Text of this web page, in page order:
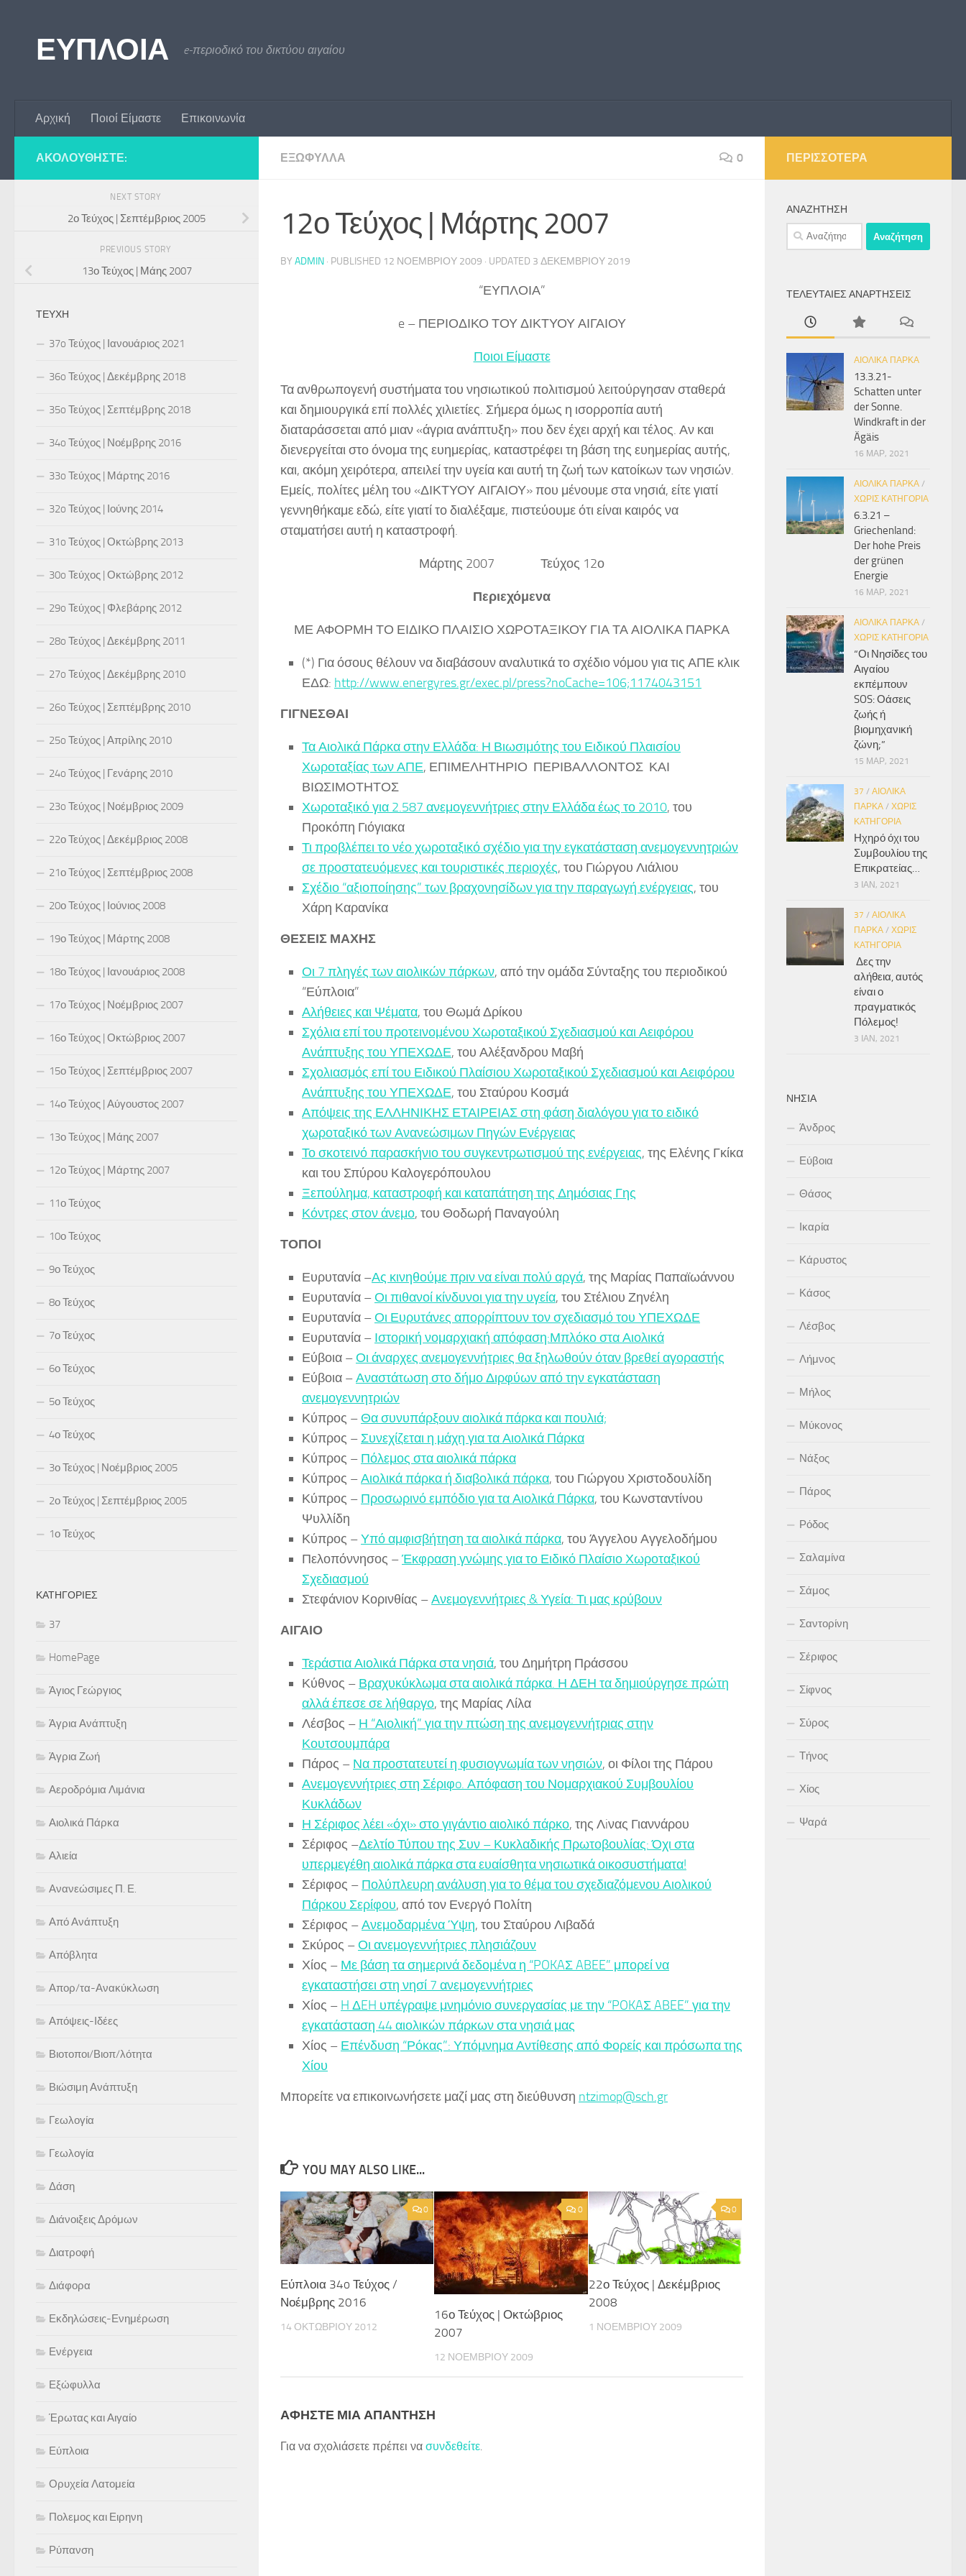
ΕΥΠΛΟΙΑ e-περιοδικό του δικτύου αιγαίου
Αρχική Ποιοί Είμαστε Επικοινωνία
ΕΞΏΦΥΛΛΑ 0
12ο Τεύχος | Μάρτης 2007
BY ADMIN · PUBLISHED 12 ΝΟΕΜΒΡΊΟΥ 2009 · UPDATED 3 ΔΕΚΕΜΒΡΊΟΥ 2019
“ΕΥΠΛΟΙΑ”
e – ΠΕΡΙΟΔΙΚΟ ΤΟΥ ΔΙΚΤΥΟΥ ΑΙΓΑΙΟΥ
Ποιοι Είμαστε
Τα ανθρωπογενή συστήματα του νησιωτικού πολιτισμού λειτούργησαν σταθερά
και δημιουργικά επί πολλές χιλιετίες. Σήμερα όμως η ισορροπία αυτή
διαταράσσεται από μιαν «άγρια ανάπτυξη» που δεν έχει αρχή και τέλος. Αν και
διενεργείται στο όνομα της ευημερίας, καταστρέφει τη βάση της ευημερίας αυτής,
και, ακόμη χειρότερα, απειλεί την υγεία και αυτή τη ζωή των κατοίκων των νησιών.
Εμείς, πολίτες μέλη του «ΔΙΚΤΥΟΥ ΑΙΓΑΙΟΥ» που μένουμε στα νησιά, είτε γιατί
γεννηθήκαμε εδώ, είτε γιατί το διαλέξαμε, πιστεύουμε ότι είναι καιρός να
σταματήσει αυτή η καταστροφή.
Μάρτης 2007 Τεύχος 12ο
Περιεχόμενα
ΜΕ ΑΦΟΡΜΗ ΤΟ ΕΙΔΙΚΟ ΠΛΑΙΣΙΟ ΧΩΡΟΤΑΞΙΚΟΥ ΓΙΑ ΤΑ ΑΙΟΛΙΚΑ ΠΑΡΚΑ
(*) Για όσους θέλουν να διαβάσουν αναλυτικά το σχέδιο νόμου για τις ΑΠΕ κλικ
ΕΔΩ: http://www.energyres.gr/exec.pl/press?noCache=106;1174043151
ΓΙΓΝΕΣΘΑΙ
Τα Αιολικά Πάρκα στην Ελλάδα: Η Βιωσιμότης του Ειδικού Πλαισίου
Χωροταξίας των ΑΠΕ, ΕΠΙΜΕΛΗΤΗΡΙΟ ΠΕΡΙΒΑΛΛΟΝΤΟΣ ΚΑΙ
ΒΙΩΣΙΜΟΤΗΤΟΣ
Χωροταξικό για 2.587 ανεμογεννήτριες στην Ελλάδα έως το 2010, του
Προκόπη Γιόγιακα
Τι προβλέπει το νέο χωροταξικό σχέδιο για την εγκατάσταση ανεμογεννητριών
σε προστατευόμενες και τουριστικές περιοχές, του Γιώργου Λιάλιου
Σχέδιο “αξιοποίησης” των βραχονησίδων για την παραγωγή ενέργειας, του
Χάρη Καρανίκα
ΘΕΣΕΙΣ ΜΑΧΗΣ
Οι 7 πληγές των αιολικών πάρκων, από την ομάδα Σύνταξης του περιοδικού
“Εύπλοια”
Αλήθειες και Ψέματα, του Θωμά Δρίκου
Σχόλια επί του προτεινομένου Χωροταξικού Σχεδιασμού και Αειφόρου
Ανάπτυξης του ΥΠΕΧΩΔΕ, του Αλέξανδρου Μαβή
Σχολιασμός επί του Ειδικού Πλαίσιου Χωροταξικού Σχεδιασμού και Αειφόρου
Ανάπτυξης του ΥΠΕΧΩΔΕ, του Σταύρου Κοσμά
Απόψεις της ΕΛΛΗΝΙΚΗΣ ΕΤΑΙΡΕΙΑΣ στη φάση διαλόγου για το ειδικό
χωροταξικό των Ανανεώσιμων Πηγών Ενέργειας
Το σκοτεινό παρασκήνιο του συγκεντρωτισμού της ενέργειας, της Ελένης Γκίκα
και του Σπύρου Καλογερόπουλου
Ξεπούλημα, καταστροφή και καταπάτηση της Δημόσιας Γης
Κόντρες στον άνεμο, του Θοδωρή Παναγούλη
ΤΟΠΟΙ
Ευρυτανία –Ας κινηθούμε πριν να είναι πολύ αργά, της Μαρίας Παπαϊωάννου
Ευρυτανία –Οι πιθανοί κίνδυνοι για την υγεία, του Στέλιου Ζηνέλη
Ευρυτανία –Οι Ευρυτάνες απορρίπτουν τον σχεδιασμό του ΥΠΕΧΩΔΕ
Ευρυτανία – Ιστορική νομαρχιακή απόφαση:Μπλόκο στα Αιολικά
Εύβοια –Οι άναρχες ανεμογεννήτριες θα ξηλωθούν όταν βρεθεί αγοραστής
Εύβοια –Αναστάτωση στο δήμο Διρφύων από την εγκατάσταση
ανεμογεννητριών
Κύπρος –Θα συνυπάρξουν αιολικά πάρκα και πουλιά;
Κύπρος – Συνεχίζεται η μάχη για τα Αιολικά Πάρκα
Κύπρος – Πόλεμος στα αιολικά πάρκα
Κύπρος –Αιολικά πάρκα ή διαβολικά πάρκα, του Γιώργου Χριστοδουλίδη
Κύπρος – Προσωρινό εμπόδιο για τα Αιολικά Πάρκα, του Κωνσταντίνου
Ψυλλίδη
Κύπρος –Υπό αμφισβήτηση τα αιολικά πάρκα, του Άγγελου Αγγελοδήμου
Πελοπόννησος –Έκφραση γνώμης για το Ειδικό Πλαίσιο Χωροταξικού
Σχεδιασμού
Στεφάνιον Κορινθίας –Ανεμογεννήτριες & Υγεία: Τι μας κρύβουν
ΑΙΓΑΙΟ
Τεράστια Αιολικά Πάρκα στα νησιά, του Δημήτρη Πράσσου
Κύθνος – Βραχυκύκλωμα στα αιολικά πάρκα. Η ΔΕΗ τα δημιούργησε πρώτη
αλλά έπεσε σε λήθαργο, της Μαρίας Λίλα
Λέσβος – Η “Αιολική” για την πτώση της ανεμογεννήτριας στην
Κουτσουμπάρα
Πάρος – Να προστατευτεί η φυσιογνωμία των νησιών, οι Φίλοι της Πάρου
Ανεμογεννήτριες στη Σέριφo. Απόφαση του Νομαρχιακού Συμβουλίου
Κυκλάδων
Η Σέριφος λέει «όχι» στο γιγάντιο αιολικό πάρκο, της Λiνας Γιαννάρου
Σέριφος –Δελτίο Τύπου της Συν – Κυκλαδικής Πρωτοβουλίας: Όχι στα
υπερμεγέθη αιολικά πάρκα στα ευαίσθητα νησιωτικά οικοσυστήματα!
Σέριφος – Πολύπλευρη ανάλυση για το θέμα του σχεδιαζόμενου Αιολικού
Πάρκου Σερίφου, από τον Ενεργό Πολίτη
Σέριφος –Ανεμοδαρμένα Ύψη, του Σταύρου Λιβαδά
Σκύρος –Οι ανεμογεννήτριες πλησιάζουν
Χίος – Με βάση τα σημερινά δεδομένα η “POKAΣ ABEE” μπορεί να
εγκαταστήσει στη νησί 7 ανεμογεννήτριες
Χίος – H ΔEH υπέγραψε μνημόνιο συνεργασίας με την “POKAΣ ABEE” για την
εγκατάσταση 44 αιολικών πάρκων στα νησιά μας
Χίος – Επένδυση “Ρόκας”: Υπόμνημα Αντίθεσης από Φορείς και πρόσωπα της
Χίου
Μπορείτε να επικοινωνήσετε μαζί μας στη διεύθυνση ntzimop@sch.gr
YOU MAY ALSO LIKE...
0
Εύπλοια 34o Τεύχος /
Νοέμβρης 2016
14 ΟΚΤΩΒΡΊΟΥ 2012
0
16ο Τεύχος | Οκτώβριος
2007
12 ΝΟΕΜΒΡΊΟΥ 2009
0
22ο Τεύχος | Δεκέμβριος
2008
1 ΝΟΕΜΒΡΊΟΥ 2009
ΑΦΉΣΤΕ ΜΙΑ ΑΠΆΝΤΗΣΗ
Για να σχολιάσετε πρέπει να συνδεθείτε
ΑΚΟΛΟΥΘΉΣΤΕ:
NEXT STORY
2ο Τεύχος | Σεπτέμβριος 2005
PREVIOUS STORY
13ο Τεύχος | Μάης 2007
ΤΕΎΧΗ
37o Τεύχος | Ιανουάριος 2021
36o Τεύχος | Δεκέμβρης 2018
35o Τεύχος | Σεπτέμβρης 2018
34o Τεύχος | Νοέμβρης 2016
33o Τεύχος | Μάρτης 2016
32o Τεύχος | Ιούνης 2014
31o Τεύχος | Οκτώβρης 2013
30o Τεύχος | Οκτώβρης 2012
29o Τεύχος | Φλεβάρης 2012
28o Τεύχος | Δεκέμβρης 2011
27o Τεύχος | Δεκέμβρης 2010
26o Τεύχος | Σεπτέμβρης 2010
25o Τεύχος | Απρίλης 2010
24o Τεύχος | Γενάρης 2010
23o Τεύχος | Νοέμβριος 2009
22ο Τεύχος | Δεκέμβριος 2008
21ο Τεύχος | Σεπτέμβριος 2008
20ο Τεύχος | Ιούνιος 2008
19ο Τεύχος | Μάρτης 2008
18ο Τεύχος | Ιανουάριος 2008
17ο Τεύχος | Νοέμβριος 2007
16ο Τεύχος | Οκτώβριος 2007
15ο Τεύχος | Σεπτέμβριος 2007
14ο Τεύχος | Αύγουστος 2007
13ο Τεύχος | Μάης 2007
12ο Τεύχος | Μάρτης 2007
11ο Τεύχος
10ο Τεύχος
9ο Τεύχος
8ο Τεύχος
7ο Τεύχος
6ο Τεύχος
5ο Τεύχος
4ο Τεύχος
3ο Τεύχος | Νοέμβριος 2005
2ο Τεύχος | Σεπτέμβριος 2005
1ο Τεύχος
ΚΑΤΗΓΟΡΊΕΣ
37
HomePage
Άγιος Γεώργιος
Άγρια Ανάπτυξη
Άγρια Ζωή
Αεροδρόμια Λιμάνια
Αιολικά Πάρκα
Αλιεία
Ανανεώσιμες Π. Ε.
Από Ανάπτυξη
Απόβλητα
Απορ/τα-Ανακύκλωση
Απόψεις-Ιδέες
Βιοτοποι/Βιοπ/λότητα
Βιώσιμη Ανάπτυξη
Γεωλογία
Γεωλογία
Δάση
Διάνοιξεις Δρόμων
Διατροφή
Διάφορα
Εκδηλώσεις-Ενημέρωση
Ενέργεια
Εξώφυλλα
Έρωτας και Αιγαίο
Εύπλοια
Ορυχεία Λατομεία
Πολεμος και Ειρηνη
Ρύπανση
ΠΕΡΙΣΣΌΤΕΡΑ
ΑΝΑΖΉΤΗΣΗ
Αναζήτηση
για:
ΤΕΛΕΥΤΑΊΕΣ ΑΝΑΡΤΉΣΕΙΣ
ΑΙΟΛΙΚΆ ΠΆΡΚΑ
13.3.21-
Schatten unter
der Sonne.
Windkraft in der
Ägäis
16 ΜΑΡ, 2021
ΑΙΟΛΙΚΆ ΠΆΡΚΑ /
ΧΩΡΊΣ ΚΑΤΗΓΟΡΊΑ
6.3.21 –
Griechenland:
Der hohe Preis
der grünen
Energie
16 ΜΑΡ, 2021
ΑΙΟΛΙΚΆ ΠΆΡΚΑ /
ΧΩΡΊΣ ΚΑΤΗΓΟΡΊΑ
“Οι Νησίδες του
Αιγαίου
εκπέμπουν
SOS: Οάσεις
ζωής ή
βιομηχανική
ζώνη;”
15 ΜΑΡ, 2021
37 / ΑΙΟΛΙΚΆ
ΠΆΡΚΑ / ΧΩΡΊΣ
ΚΑΤΗΓΟΡΊΑ
Ηχηρό όχι του
Συμβουλίου της
Επικρατείας…
3 ΙΑΝ, 2021
37 / ΑΙΟΛΙΚΆ
ΠΆΡΚΑ / ΧΩΡΊΣ
ΚΑΤΗΓΟΡΊΑ
Δες την
αλήθεια, αυτός
είναι ο
πραγματικός
Πόλεμος!
3 ΙΑΝ, 2021
ΝΗΣΙΆ
Άνδρος
Εύβοια
Θάσος
Ικαρία
Κάρυστος
Κάσος
Λέσβος
Λήμνος
Μήλος
Μύκονος
Νάξος
Πάρος
Ρόδος
Σαλαμίνα
Σάμος
Σαντορίνη
Σέριφος
Σίφνος
Σύρος
Τήνος
Χίος
Ψαρά